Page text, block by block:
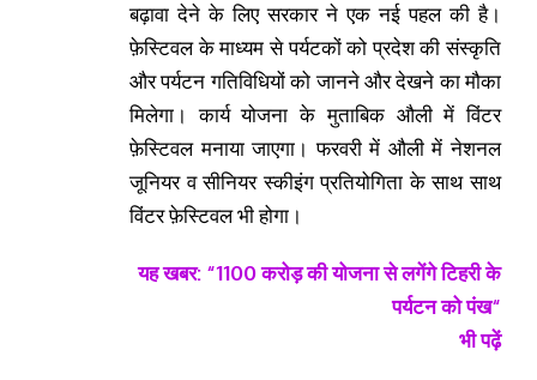
बढ़ावा देने के लिए सरकार ने एक नई पहल की है।
फ़ेस्टिवल के माध्यम से पर्यटकों को प्रदेश की संस्कृति
और पर्यटन गतिविधियों को जानने और देखने का मौका
मिलेगा। कार्य योजना के मुताबिक औली में विंटर
फ़ेस्टिवल मनाया जाएगा। फरवरी में औली में नेशनल
जूनियर व सीनियर स्कीइंग प्रतियोगिता के साथ साथ
विंटर फ़ेस्टिवल भी होगा।
यह खबर: “1100 करोड़ की योजना से लगेंगे टिहरी के
पर्यटन को पंख“
भी पढ़ें